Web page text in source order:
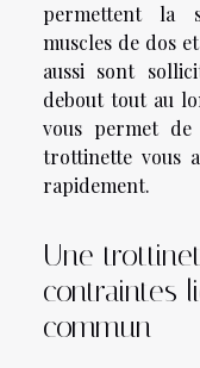
permettent la
muscles de dos
aussi sont
debout tout au
vous permet
trottinette vous
rapidement.
Une
contraintes
commun